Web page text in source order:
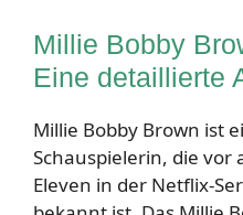
Millie Bobby
Eine detaillierte
Millie Bobby Brown ist
Schauspielerin, die vor
Eleven in der Netflix-